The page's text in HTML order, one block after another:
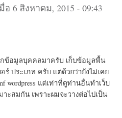
อ 6 สิงหาคม, 2015 - 09:43
ข้อมูลบุคคลมาครับ เก็บข้อมูลพื้น
ประเภท ครับ แต่ด้วยว่ายังไม่เคย
wordpress แต่เท่าที่ดูท่านอื่นทำเว็บ
าะสมกัน เพราะผมจะวางต่อไปเป็น